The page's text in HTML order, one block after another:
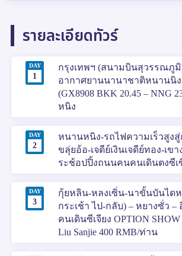
รายละเอียดทัวร์
DAY
1
กรุงเทพฯ (สนามบินสุวรรณภูมิ
อากาศยานนานาชาติหนานนิ
(GX8908 BKK 20.45 – NNG
หนิง
DAY
2
หนานหนิง-รถไฟความเร็วสูง
ขลุ่ยอ้อ-เจดีย์เงินเจดีย์ทอง-เข
ระช้อปปิ้งถนนคนคนเดินตงซีเ
DAY
3
กุ้ยหลิน-หลงเซิ่น-นาขั้นบันไดห
กระเช้า ไป-กลับ) – หยางซั่ว
คนเดินซีเจียง OPTION SHOW
Liu Sanjie 400 RMB/ท่าน